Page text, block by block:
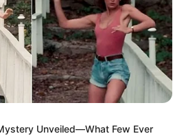
SİYASƏT
geri çağırıldı -
0
Unveiled—What Few Ever